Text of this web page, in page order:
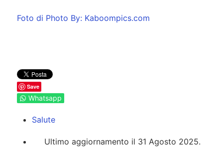
Foto di Photo By: Kaboompics.com
Save
Whatsapp
Salute
Ultimo aggiornamento il 31 Agosto 2025.